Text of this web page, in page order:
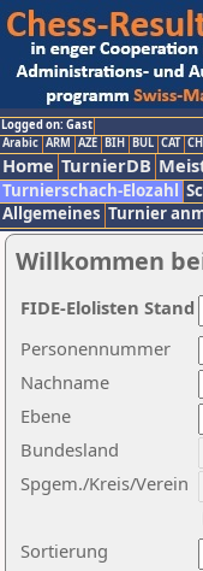
Logged on: Gast
Arabic ARM AZE BIH BUL CAT
Home TurnierDB
Turnierschach-Elozahl
Allgemeines Turnier
Willkommen
Nachname
Ebene
Sortierung
Personennummer
Bundesland
Spgem./Kreis/Verein
FIDE-Elolisten Stand